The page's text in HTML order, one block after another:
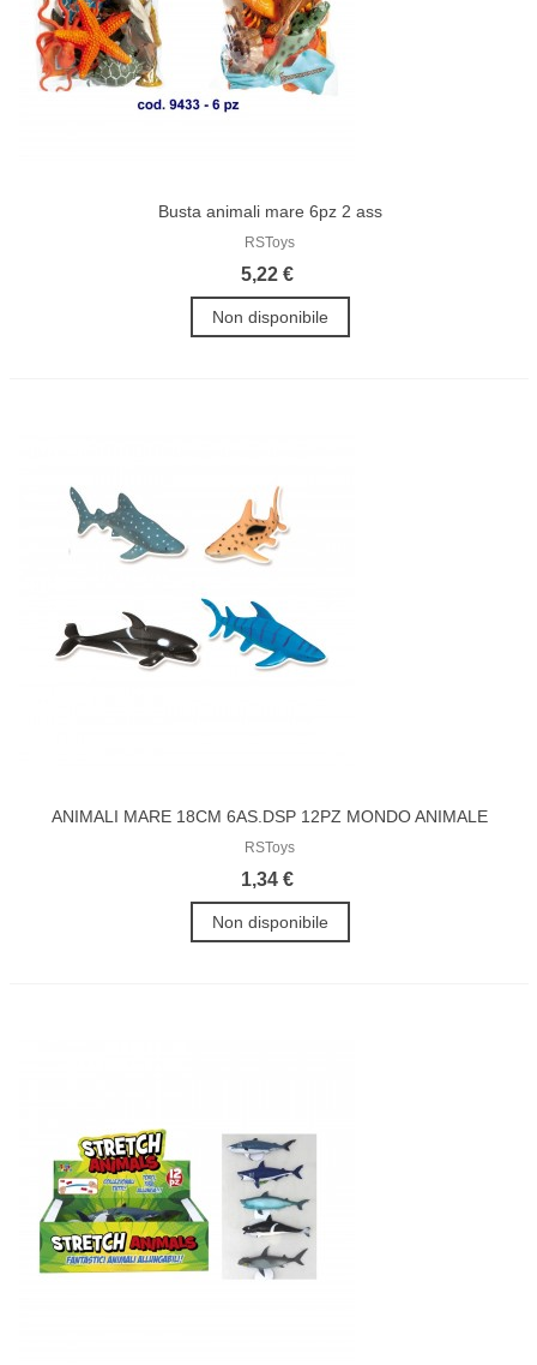
Busta animali mare 6pz 2 ass
RSToys
5,22 €
Non disponibile
ANIMALI MARE 18CM 6AS.DSP 12PZ MONDO ANIMALE
RSToys
1,34 €
Non disponibile